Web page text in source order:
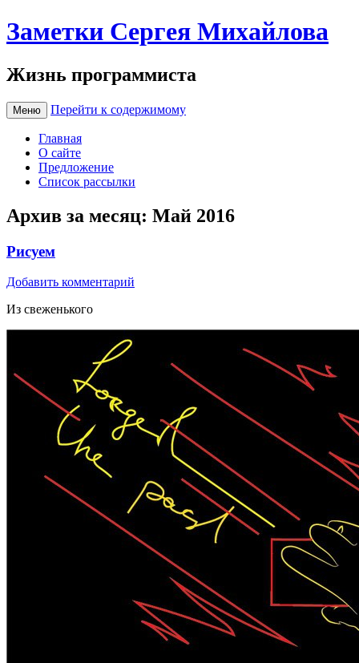
Заметки Сергея Михайлова
Жизнь программиста
Меню Перейти к содержимому
Главная
О сайте
Предложение
Список рассылки
Архив за месяц: Май 2016
Рисуем
Добавить комментарий
Из свеженького